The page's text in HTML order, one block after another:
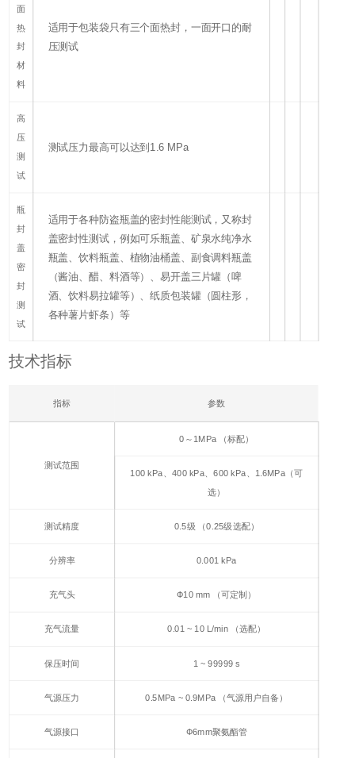
面
热
封
材
料
适用于包装袋只有三个面热封，一面开口的耐
压测试
高
压
测
试
测试压力最高可以达到1.6 MPa
瓶
封
盖
密
封
测
试
适用于各种防盗瓶盖的密封性能测试，又称封
盖密封性测试，例如可乐瓶盖、矿泉水纯净水
瓶盖、饮料瓶盖、植物油桶盖、副食调料瓶盖
（酱油、醋、料酒等）、易开盖三片罐（啤
酒、饮料易拉罐等）、纸质包装罐（圆柱形，
各种薯片虾条）等
技术指标
指标 参数
测试范围
0～1MPa （标配）
100 kPa、400 kPa、600 kPa、1.6MPa（可
选）
测试精度 0.5级 （0.25级选配）
分辨率 0.001 kPa
充气头 Ф10 mm （可定制）
充气流量 0.01 ~ 10 L/min （选配）
保压时间 1 ~ 99999 s
气源压力 0.5MPa ~ 0.9MPa （气源用户自备）
气源接口 Ф6mm聚氨酯管